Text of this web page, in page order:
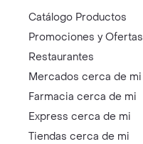
Catálogo Productos
Promociones y Ofertas
Restaurantes
Mercados cerca de mi
Farmacia cerca de mi
Express cerca de mi
Tiendas cerca de mi